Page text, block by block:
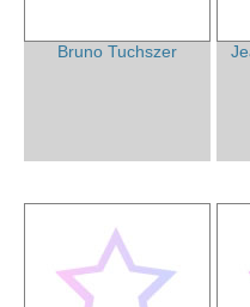
Bruno Tuchszer